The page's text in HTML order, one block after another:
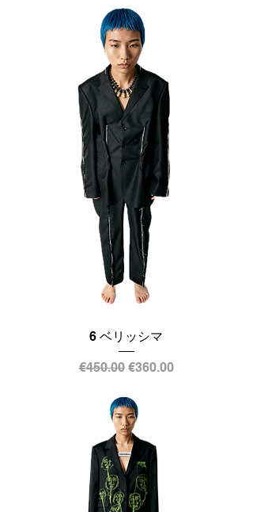
6 ベリッシマ
通常価格
€450.00 セール価格
€360.00